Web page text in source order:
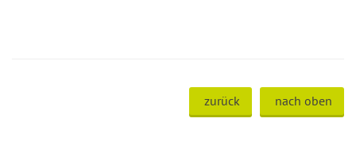
zurück nach oben